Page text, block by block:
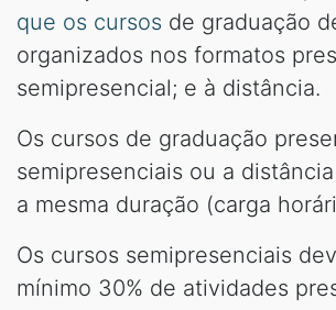
que os cursos de graduação
organizados nos formatos
semipresencial; e à distância.
Os cursos de graduação
semipresenciais ou a
a mesma duração (carga
Os cursos semipresenciais
mínimo 30% de atividades